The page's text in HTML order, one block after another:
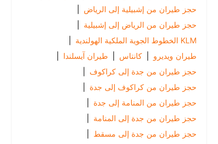
حجز طيران من إشبيلية إلى الرياض
|
حجز طيران من الرياض إلى إشبيلية |
|
طيران ويديرو
| كانتاس | طيران آيسلندا |
حجز طيران من جدة إلى كراكوف |
حجز طيران من كراكوف إلى جدة
حجز طيران من المنامة إلى جدة
حجز طيران من جدة إلى المنامة |
حجز طيران من جدة إلى مسقط |